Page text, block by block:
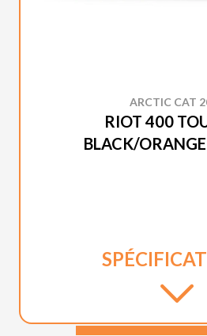
ARCTIC CAT
RIOT 400
BLACK/